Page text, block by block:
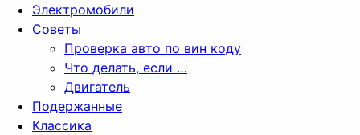
Электромобили
Советы
Проверка авто по вин коду
Что делать, если …
Двигатель
Подержанные
Классика